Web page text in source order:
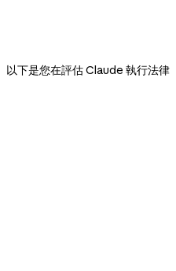
以下是您在評估 Claude 執行法律